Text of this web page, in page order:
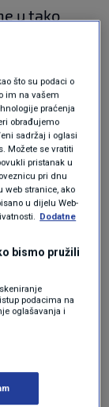
u tako
li
na
istraga ne
došlo u
podaci u
U prvom
moždanih
situaciju.
što su podaci o
im na vašem
praćenja
obrađujemo
sadržaj i oglasi
Možete se vratiti
pristanak u
pri dnu
web stranice, ako
u dijelu Web-
Dodatne
bismo pružili
podacima na
oglašavanja i